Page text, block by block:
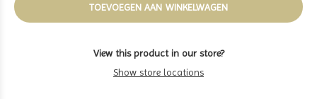
TOEVOEGEN AAN WINKELWAGEN
View this product in our store?
Show store locations